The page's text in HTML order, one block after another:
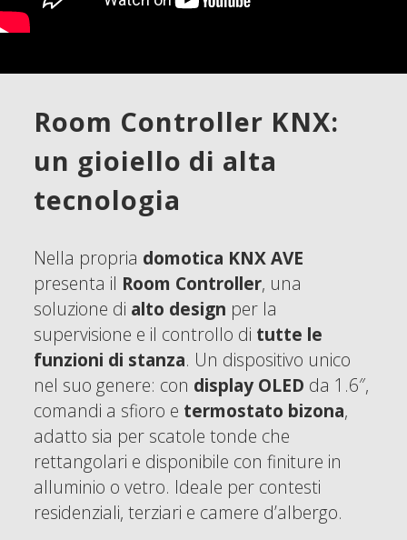
Room Controller KNX:
un gioiello di alta
tecnologia
Nella propria domotica KNX AVE
presenta il Room Controller, una
soluzione di alto design per la
supervisione e il controllo di tutte le
funzioni di stanza. Un dispositivo unico
nel suo genere: con display OLED da 1.6″,
comandi a sfioro e termostato bizona,
adatto sia per scatole tonde che
rettangolari e disponibile con finiture in
alluminio o vetro. Ideale per contesti
residenziali, terziari e camere d’albergo.